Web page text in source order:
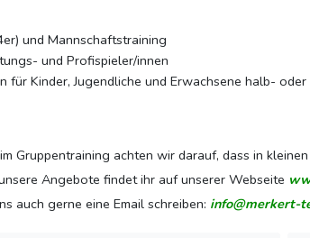
und Mannschaftstraining
und Profispieler/innen
für Kinder, Jugendliche und Erwachsene halb-
Gruppentraining achten wir darauf, dass in
Angebote findet ihr auf unserer Webseite
auch gerne eine Email schreiben: info@merkert-